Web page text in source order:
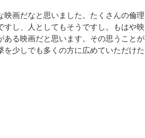
画だなと思いました。たくさんの倫理
し、人としてもそうですし。もはや映
る映画だと思います。その思うことが
少しでも多くの方に広めていただけた